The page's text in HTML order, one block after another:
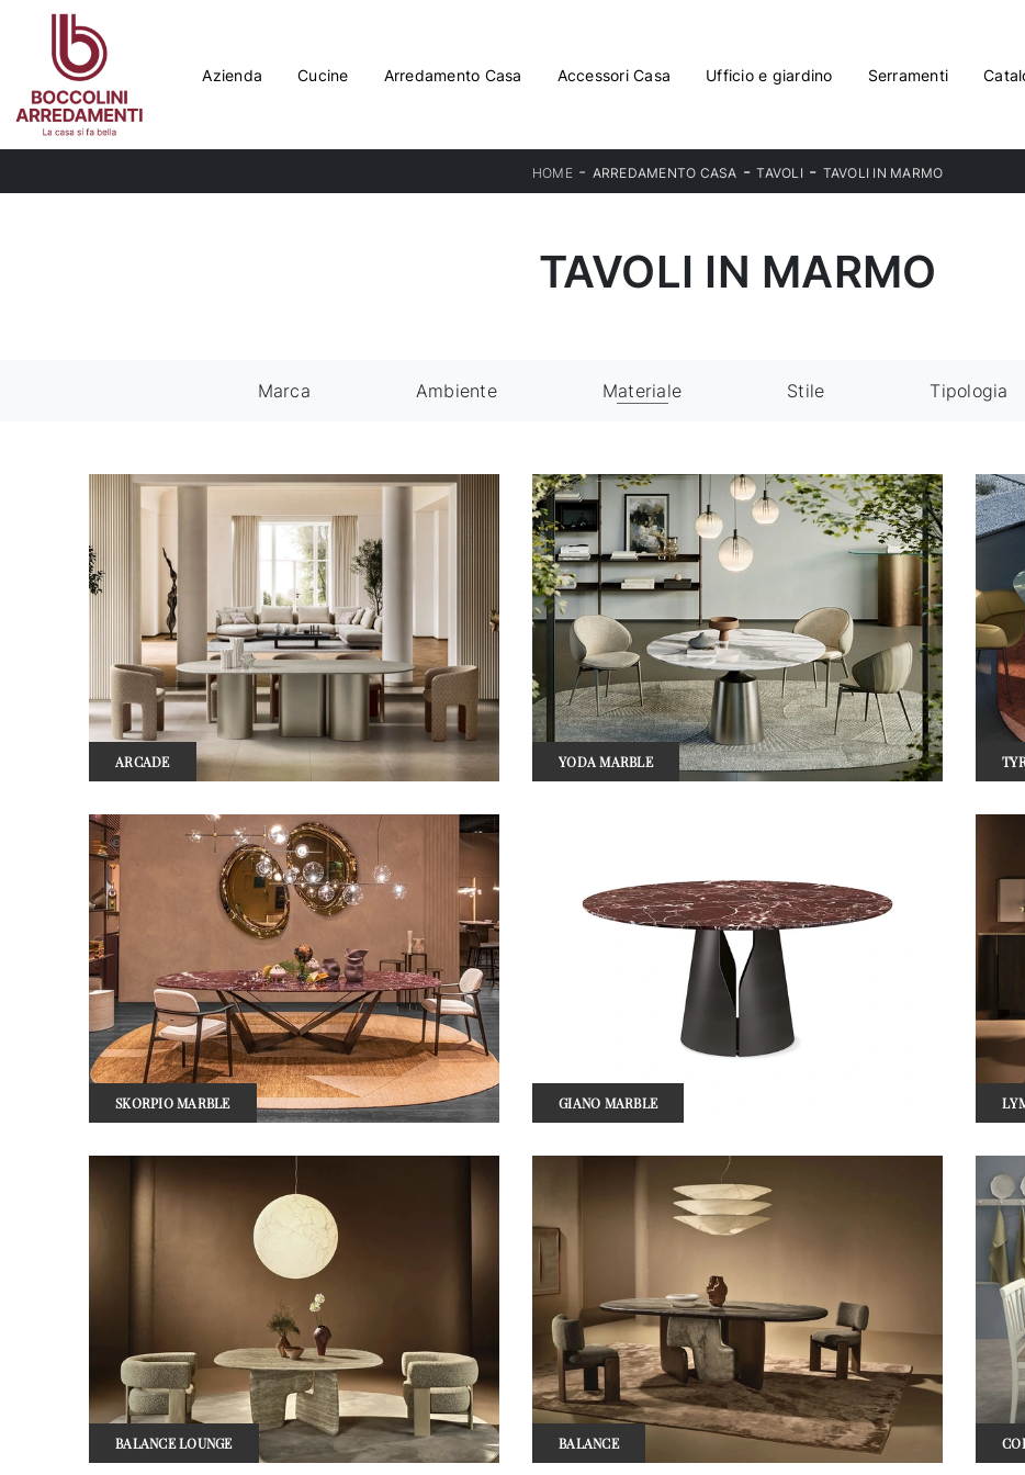
Azienda Cucine Arredamento Casa Accessori Casa Ufficio e giardino Serramenti
HOME- ARREDAMENTO CASA -TAVOLI - TAVOLI IN MARMO
TAVOLI IN MARMO
Marca Ambiente Materiale Stile Tipologia
ARCADE YODA MARBLE
SKORPIO MARBLE GIANO MARBLE
BALANCE LOUNGE BALANCE